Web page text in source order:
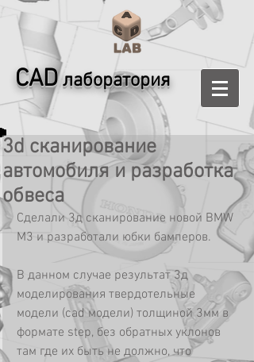
CADлаборатория
3d сканирование
автомобиля и разработка
обвеса
Сделали 3д сканирование новой BMW
М3 и разработали юбки бамперов.
В данном случае результат 3д
моделирования твердотельные
модели (cad модели) толщиной 3мм в
формате step, без обратных уклонов
там где их быть не должно, что